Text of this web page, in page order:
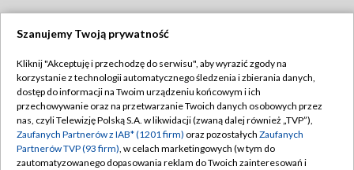
TVP
Abonament TVP
Emisja w TVP
Centrum informacji TVP
Regulamin TVP
Polityka prywatności
Moje zgody
Szanujemy Twoją prywatność
Kliknij "Akceptuję i przechodzę do serwisu", aby wyrazić zgody na
korzystanie z technologii automatycznego śledzenia i zbierania danych,
dostęp do informacji na Twoim urządzeniu końcowym i ich
przechowywanie oraz na przetwarzanie Twoich danych osobowych przez
nas, czyli Telewizję Polską S.A. w likwidacji (zwaną dalej również „TVP”),
Zaufanych Partnerów z IAB* (1201 firm) oraz pozostałych Zaufanych
Partnerów TVP (93 firm), w celach marketingowych (w tym do
zautomatyzowanego dopasowania reklam do Twoich zainteresowań i